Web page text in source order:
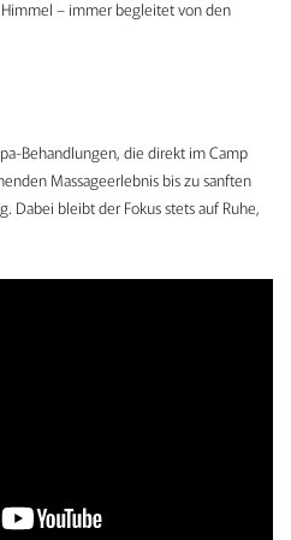
– immer begleitet von den
Behandlungen, die direkt im Camp
Massageerlebnis bis zu sanften
Dabei bleibt der Fokus stets auf Ruhe,